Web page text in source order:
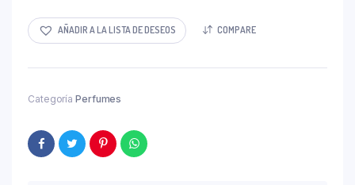
AÑADIR A LA LISTA DE DESEOS COMPARE
Categoría Perfumes